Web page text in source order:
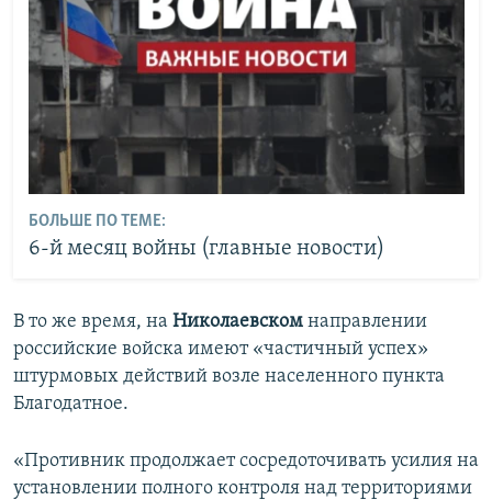
БОЛЬШЕ ПО ТЕМЕ:
6-й месяц войны (главные новости)
В то же время, на Николаевском направлении
российские войска имеют «частичный успех»
штурмовых действий возле населенного пункта
Благодатное.
«Противник продолжает сосредоточивать усилия на
установлении полного контроля над территориями